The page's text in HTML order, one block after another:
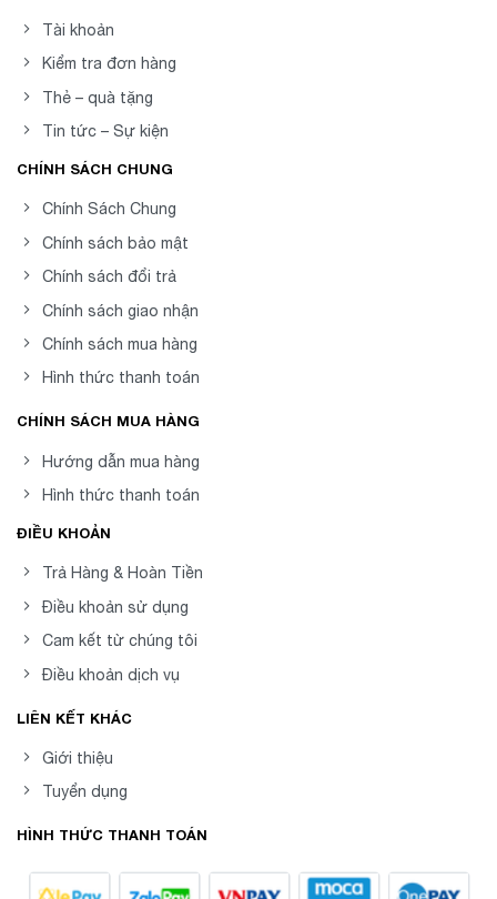
Tài khoản
Kiểm tra đơn hàng
Thẻ – quà tặng
Tin tức – Sự kiện
CHÍNH SÁCH CHUNG
Chính Sách Chung
Chính sách bảo mật
Chính sách đổi trả
Chính sách giao nhận
Chính sách mua hàng
Hình thức thanh toán
CHÍNH SÁCH MUA HÀNG
Hướng dẫn mua hàng
Hình thức thanh toán
ĐIỀU KHOẢN
Trả Hàng & Hoàn Tiền
Điều khoản sử dụng
Cam kết từ chúng tôi
Điều khoản dịch vụ
LIÊN KẾT KHÁC
Giới thiệu
Tuyển dụng
HÌNH THỨC THANH TOÁN